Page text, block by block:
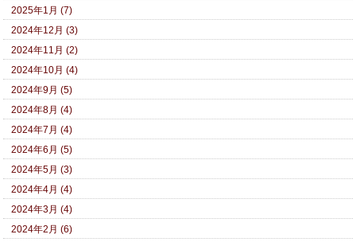
2025年1月 (7)
2024年12月 (3)
2024年11月 (2)
2024年10月 (4)
2024年9月 (5)
2024年8月 (4)
2024年7月 (4)
2024年6月 (5)
2024年5月 (3)
2024年4月 (4)
2024年3月 (4)
2024年2月 (6)